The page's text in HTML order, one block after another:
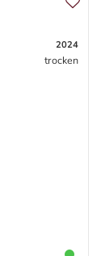
2024
trocken